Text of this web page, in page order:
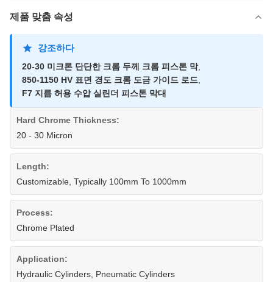
제품 맞춤 속성
강조하다
20-30 미크론 단단한 크롬 두께 크롬 피스톤 막,
850-1150 HV 표면 경도 크롬 도금 가이드 로드
F7 지름 허용 수압 실린더 피스톤 막대
Hard Chrome Thickness:
20 - 30 Micron
Length:
Customizable, Typically 100mm To 1000mm
Process:
Chrome Plated
Application:
Hydraulic Cylinders, Pneumatic Cylinders